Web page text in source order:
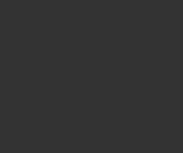
Verarbeitung
verwendet werden, um
die sich auf eine
zu bewerten, insbesondere,
Vorlieben, Interessen,
Aufenthaltsort oder